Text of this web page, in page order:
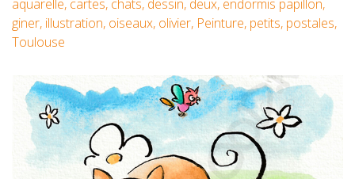
aquarelle, cartes, chats, dessin, deux, endormis papillon,
giner, illustration, oiseaux, olivier, Peinture, petits, postales,
Toulouse